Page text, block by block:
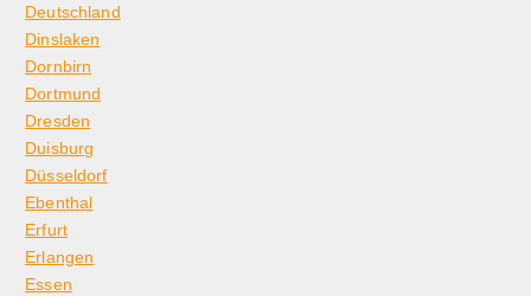
Deutschland
Dinslaken
Dornbirn
Dortmund
Dresden
Duisburg
Düsseldorf
Ebenthal
Erfurt
Erlangen
Essen